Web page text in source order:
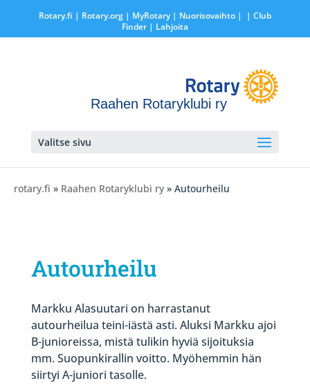
Rotary.fi | Rotary.org| MyRotary | Nuorisovaihto|
| Club
Finder| Lahjoita
Raahen Rotaryklubi ry
Valitse sivu
rotary.fi » Raahen Rotaryklubi ry » Autourheilu
Autourheilu
Markku Alasuutari on harrastanut
autourheilua teini-iästä asti. Aluksi Markku ajoi
B-junioreissa, mistä tulikin hyviä sijoituksia
mm. Suopunkirallin voitto. Myöhemmin hän
siirtyi A-juniori tasolle.